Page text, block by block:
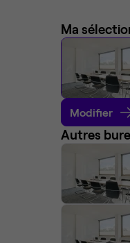
Ma
Modifier
Autres